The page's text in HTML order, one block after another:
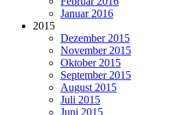
Januar 2016
2015
Dezember 2015
November 2015
Oktober 2015
September 2015
August 2015
Juli 2015
Juni 2015